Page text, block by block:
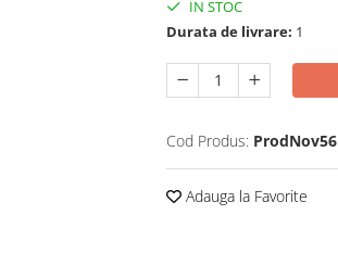
IN STOC
Durata de livrare: 1
Cod Produs: ProdNov56
Adauga la Favorite